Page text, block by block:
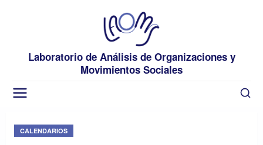
Laboratorio de Análisis de Organizaciones y
Movimientos Sociales
CALENDARIOS